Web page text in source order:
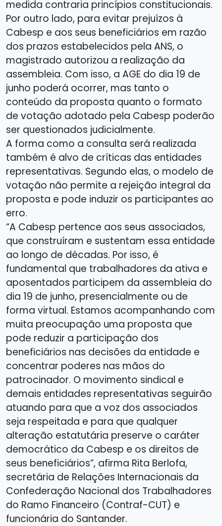
medida contraria princípios constitucionais.
Por outro lado, para evitar prejuízos à
Cabesp e aos seus beneficiários em razão
dos prazos estabelecidos pela ANS, o
magistrado autorizou a realização da
assembleia. Com isso, a AGE do dia 19 de
junho poderá ocorrer, mas tanto o
conteúdo da proposta quanto o formato
de votação adotado pela Cabesp poderão
ser questionados judicialmente.
A forma como a consulta será realizada
também é alvo de críticas das entidades
representativas. Segundo elas, o modelo de
votação não permite a rejeição integral da
proposta e pode induzir os participantes ao
erro.
“A Cabesp pertence aos seus associados,
que construíram e sustentam essa entidade
ao longo de décadas. Por isso, é
fundamental que trabalhadores da ativa e
aposentados participem da assembleia do
dia 19 de junho, presencialmente ou de
forma virtual. Estamos acompanhando com
muita preocupação uma proposta que
pode reduzir a participação dos
beneficiários nas decisões da entidade e
concentrar poderes nas mãos do
patrocinador. O movimento sindical e
demais entidades representativas seguirão
atuando para que a voz dos associados
seja respeitada e para que qualquer
alteração estatutária preserve o caráter
democrático da Cabesp e os direitos de
seus beneficiários”, afirma Rita Berlofa,
secretária de Relações Internacionais da
Confederação Nacional dos Trabalhadores
do Ramo Financeiro (Contraf-CUT) e
funcionária do Santander.